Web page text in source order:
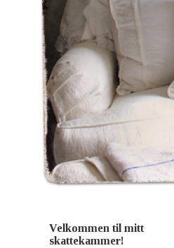
Velkommen til mitt
skattekammer!